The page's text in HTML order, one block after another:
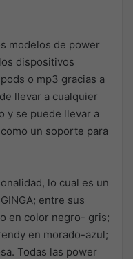
modelos de power
dispositivos
o mp3 gracias a
llevar a cualquier
y se puede llevar a
un soporte para
lo cual es un
entre sus
en color negro- gris;
en morado-azul;
Todas las power